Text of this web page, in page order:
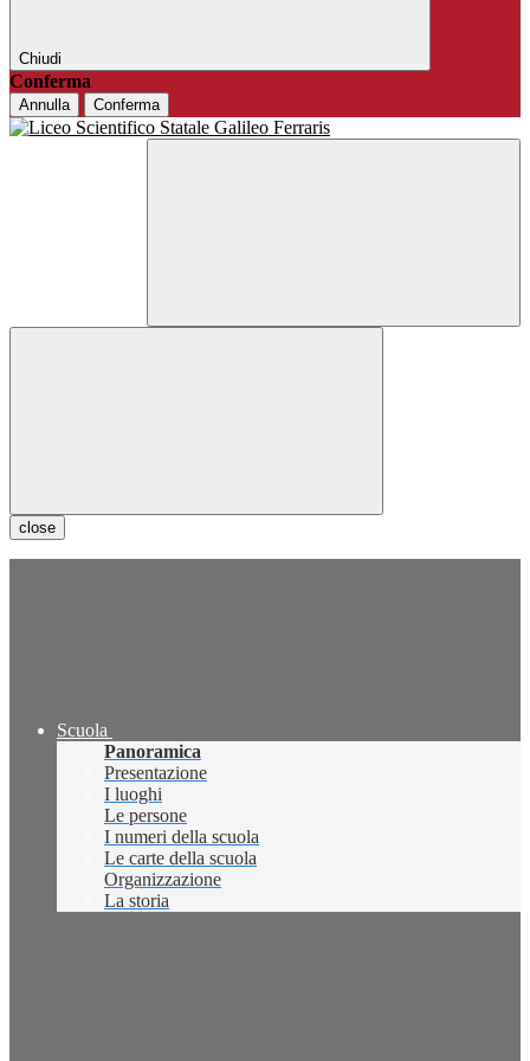
Chiudi
Conferma
Annulla Conferma
close
Scuola
Panoramica
Presentazione
I luoghi
Le persone
I numeri della scuola
Le carte della scuola
Organizzazione
La storia